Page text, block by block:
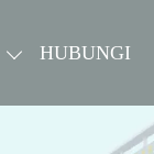
HUBUNGI